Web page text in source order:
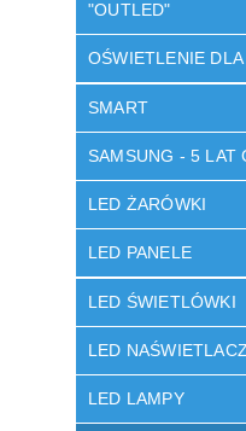
"OUTLED"
OŚWIETLENIE
SMART
SAMSUNG - 5 LAT
LED ŻARÓWKI
LED PANELE
LED ŚWIETLÓWKI
LED
LED LAMPY